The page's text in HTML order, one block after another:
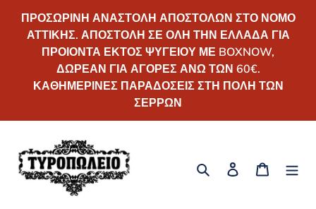
μετάβαση
περιεχόμενο
ΠΡΟΣΩΡΙΝΗ ΑΝΑΣΤΟΛΗ ΑΠΟΣΤΟΛΩΝ ΣΤΟ ΝΟΜΟ
ΑΤΤΙΚΗΣ. ΑΠΟΣΤΟΛΗ ΣΕ ΟΛΗ ΤΗΝ ΕΛΛΑΔΑ ΓΙΑ
ΠΡΟΙΟΝΤΑ ΕΚΤΟΣ ΨΥΓΕΙΟΥ ΜΕ BOXNOW,
ΔΩΡΕΑΝ ΓΙΑ ΑΓΟΡΕΣ ΑΝΩ ΤΩΝ 60€.
ΚΑΘΗΜΕΡΙΝΕΣ ΠΑΡΑΔΟΣΕΙΣ ΣΤΗ ΠΟΛΗ ΤΩΝ
ΣΕΡΡΩΝ
ΑναζήτησηΣύνδεσηΚαλάθι